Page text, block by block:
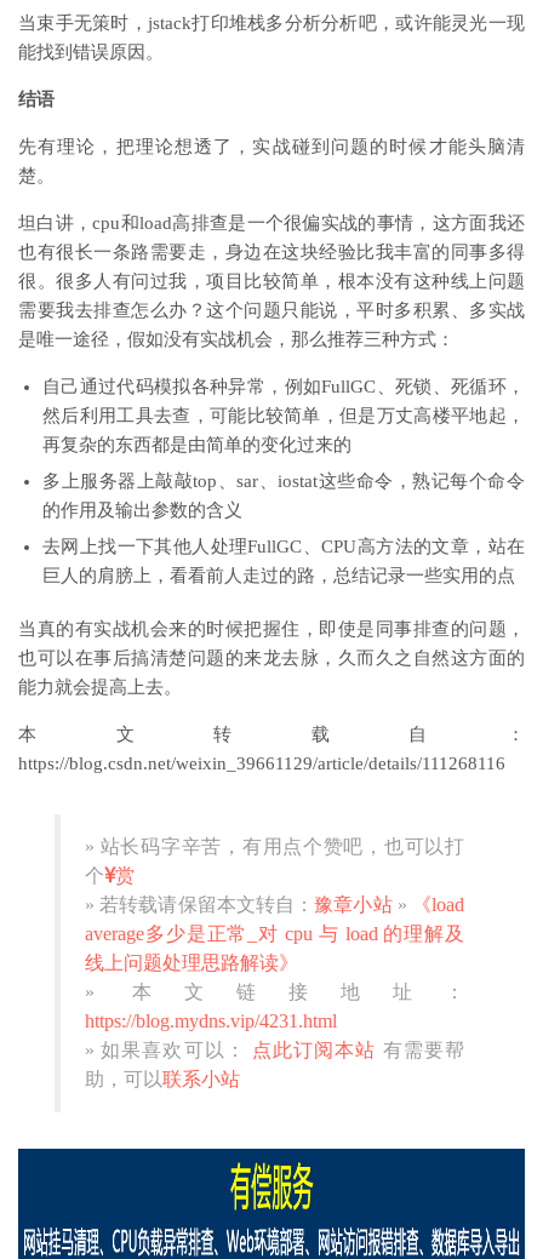
当束手无策时，jstack打印堆栈多分析分析吧，或许能灵光一现
能找到错误原因。
结语
先有理论，把理论想透了，实战碰到问题的时候才能头脑清
楚。
坦白讲，cpu和load高排查是一个很偏实战的事情，这方面我还
也有很长一条路需要走，身边在这块经验比我丰富的同事多得
很。很多人有问过我，项目比较简单，根本没有这种线上问题
需要我去排查怎么办？这个问题只能说，平时多积累、多实战
是唯一途径，假如没有实战机会，那么推荐三种方式：
自己通过代码模拟各种异常，例如FullGC、死锁、死循环，
然后利用工具去查，可能比较简单，但是万丈高楼平地起，
再复杂的东西都是由简单的变化过来的
多上服务器上敲敲top、sar、iostat这些命令，熟记每个命令
的作用及输出参数的含义
去网上找一下其他人处理FullGC、CPU高方法的文章，站在
巨人的肩膀上，看看前人走过的路，总结记录一些实用的点
当真的有实战机会来的时候把握住，即使是同事排查的问题，
也可以在事后搞清楚问题的来龙去脉，久而久之自然这方面的
能力就会提高上去。
本文转载自：
https://blog.csdn.net/weixin_39661129/article/details/111268116
» 站长码字辛苦，有用点个赞吧，也可以打
个 赏
» 若转载请保留本文转自：豫章小站»
《load
average多少是正常_对 cpu 与 load 的理解及
线上问题处理思路解读》
» 本文链接地址：
https://blog.mydns.vip/4231.html
» 如果喜欢可以：
点此订阅本站 有需要帮
助，可以联系小站